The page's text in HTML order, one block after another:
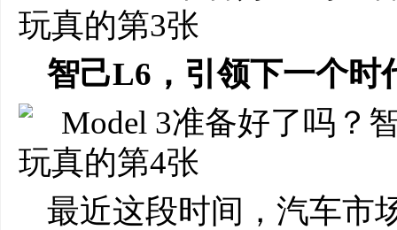
智己L6，引领下一个时
最近这段时间，汽车市